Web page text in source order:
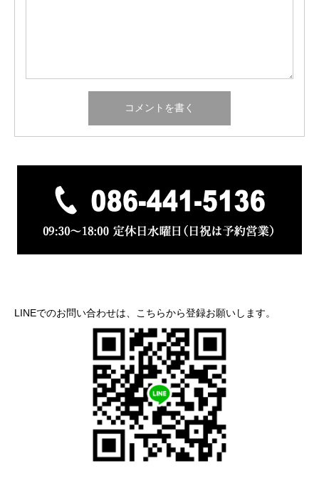
LINEでのお問い合わせは、こちらから登録お願いします。